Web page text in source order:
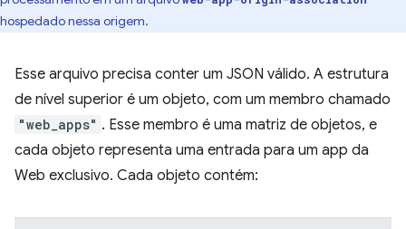
hospedado nessa origem.
Esse arquivo precisa conter um JSON válido. A estrutura
de nível superior é um objeto, com um membro chamado
"web_apps" . Esse membro é uma matriz de objetos, e
cada objeto representa uma entrada para um app da
Web exclusivo. Cada objeto contém: